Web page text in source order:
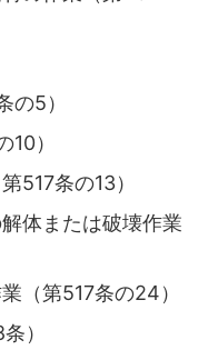
の5）
）
517条の13）
体または破壊作業
（第517条の24）
）